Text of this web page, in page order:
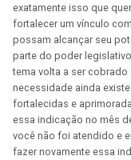
exatamente isso que
fortalecer um vínculo
possam alcançar seu
parte do poder
tema volta a ser cobrado
necessidade ainda
fortalecidas e
essa indicação no mês
você não foi atendido e
fazer novamente essa